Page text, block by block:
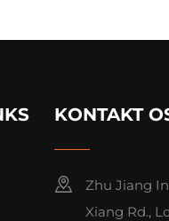
KONTAKT
Zhu Jiang
Xiang Rd.,